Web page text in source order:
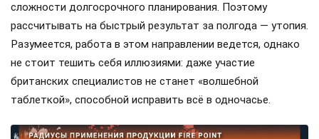
сложности долгосрочного планирования. Поэтому
рассчитывать на быстрый результат за полгода — утопия.
Разумеется, работа в этом направлении ведется, однако
не стоит тешить себя иллюзиями: даже участие
британских специалистов не станет «волшебной
таблеткой», способной исправить всё в одночасье.